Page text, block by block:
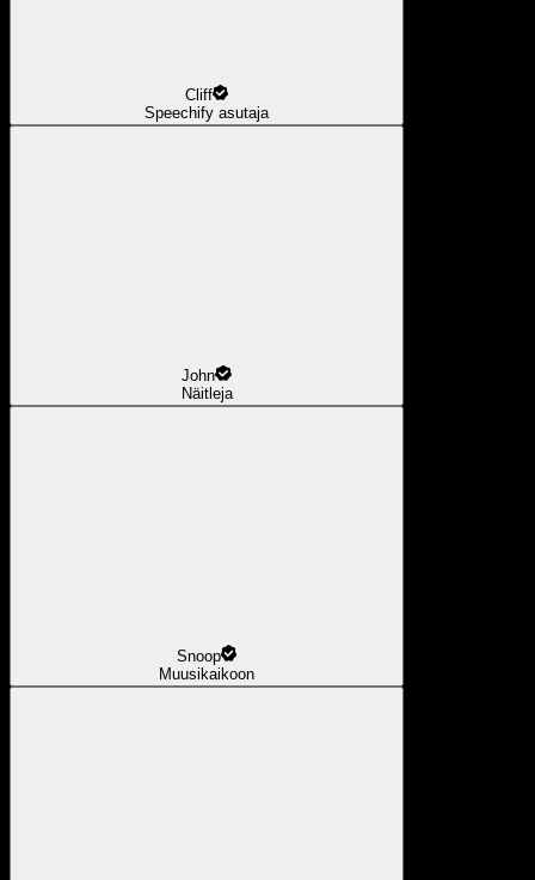
Cliff
Speechify asutaja
John
Näitleja
Snoop
Muusikaikoon